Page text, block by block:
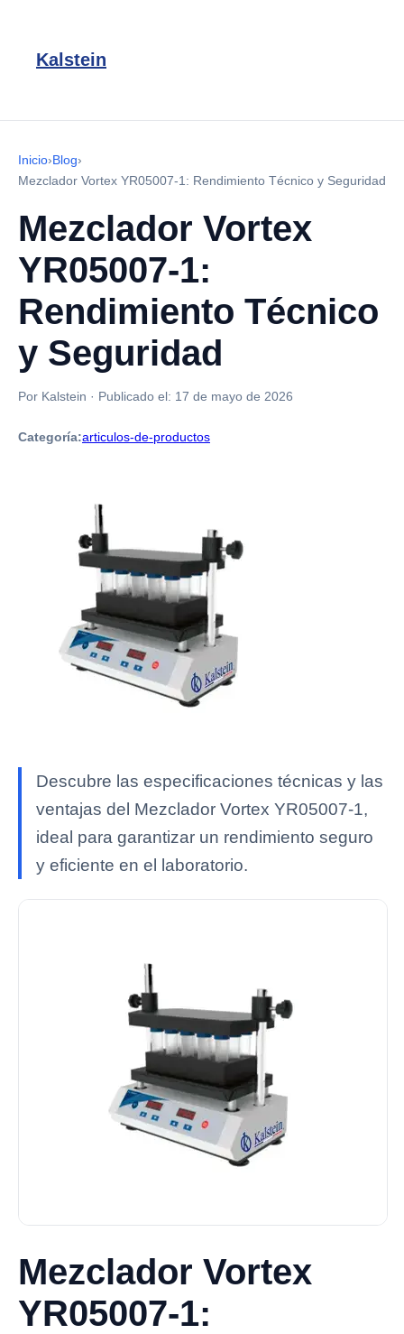
Kalstein
Inicio›Blog›
Mezclador Vortex YR05007-1: Rendimiento Técnico y Seguridad
Mezclador Vortex
YR05007-1:
Rendimiento Técnico
y Seguridad
Por Kalstein · Publicado el: 17 de mayo de 2026
Categoría:articulos-de-productos
Descubre las especificaciones técnicas y las
ventajas del Mezclador Vortex YR05007-1,
ideal para garantizar un rendimiento seguro
y eficiente en el laboratorio.
Mezclador Vortex
YR05007-1: